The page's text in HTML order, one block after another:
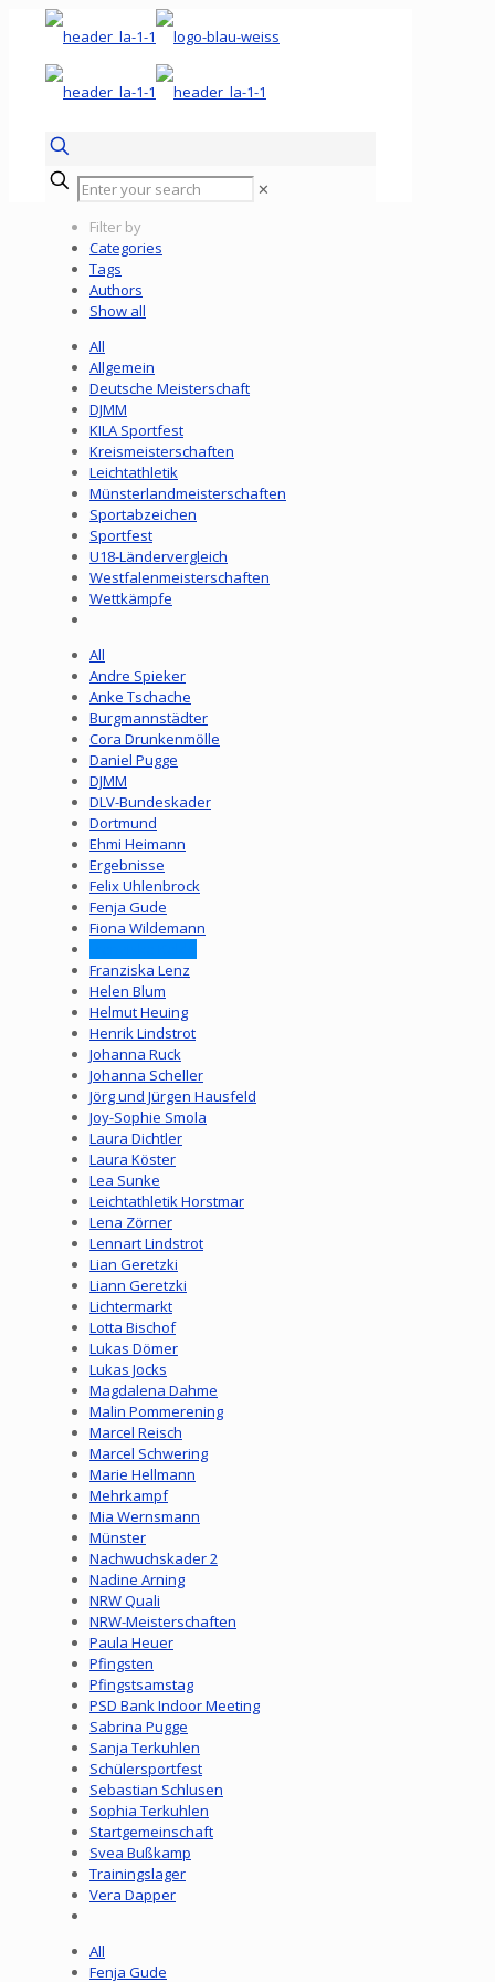
✕
Filter by
Categories
Tags
Authors
Show all
All
Allgemein
Deutsche Meisterschaft
DJMM
KILA Sportfest
Kreismeisterschaften
Leichtathletik
Münsterlandmeisterschaften
Sportabzeichen
Sportfest
U18-Ländervergleich
Westfalenmeisterschaften
Wettkämpfe
All
Andre Spieker
Anke Tschache
Burgmannstädter
Cora Drunkenmölle
Daniel Pugge
DJMM
DLV-Bundeskader
Dortmund
Ehmi Heimann
Ergebnisse
Felix Uhlenbrock
Fenja Gude
Fiona Wildemann
Franziska Lenz
Helen Blum
Helmut Heuing
Henrik Lindstrot
Johanna Ruck
Johanna Scheller
Jörg und Jürgen Hausfeld
Joy-Sophie Smola
Laura Dichtler
Laura Köster
Lea Sunke
Leichtathletik Horstmar
Lena Zörner
Lennart Lindstrot
Lian Geretzki
Liann Geretzki
Lichtermarkt
Lotta Bischof
Lukas Dömer
Lukas Jocks
Magdalena Dahme
Malin Pommerening
Marcel Reisch
Marcel Schwering
Marie Hellmann
Mehrkampf
Mia Wernsmann
Münster
Nachwuchskader 2
Nadine Arning
NRW Quali
NRW-Meisterschaften
Paula Heuer
Pfingsten
Pfingstsamstag
PSD Bank Indoor Meeting
Sabrina Pugge
Sanja Terkuhlen
Schülersportfest
Sebastian Schlusen
Sophia Terkuhlen
Startgemeinschaft
Svea Bußkamp
Trainingslager
Vera Dapper
All
Fenja Gude